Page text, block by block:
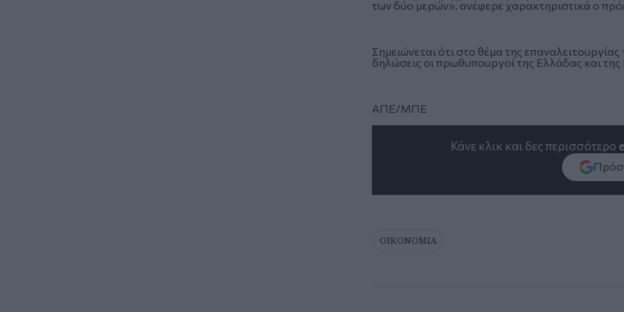
των δύο μερών», ανέφερε χαρακτηριστικά ο
Σημειώνεται ότι στο θέμα της
δηλώσεις οι πρωθυπουργοί της Ελλάδας και
ΑΠΕ/ΜΠΕ
Κάνε κλικ και δες περισσότερο
ΟΙΚΟΝΟΜΙΑ